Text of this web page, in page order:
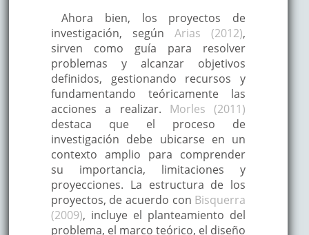
Ahora bien, los proyectos de
investigación, segúnArias (2012),
sirven como guía para resolver
problemas y alcanzar objetivos
definidos, gestionando recursos y
fundamentando teóricamente las
acciones a realizar. Morles (2011)
destaca que el proceso de
investigación debe ubicarse en un
contexto amplio para comprender
su importancia, limitaciones y
proyecciones. La estructura de los
proyectos, de acuerdo con Bisquerra
(2009), incluye el planteamiento del
problema, el marco teórico, el diseño